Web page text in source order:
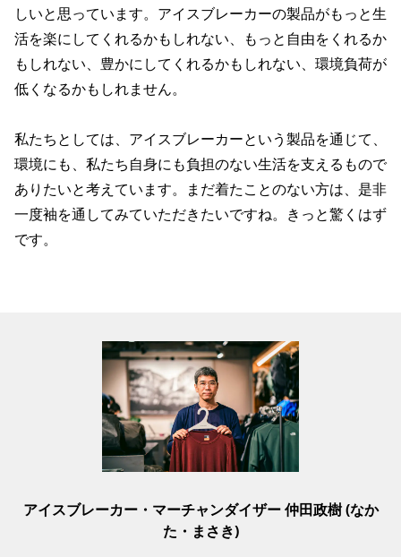
しいと思っています。アイスブレーカーの製品がもっと生
活を楽にしてくれるかもしれない、もっと自由をくれるか
もしれない、豊かにしてくれるかもしれない、環境負荷が
低くなるかもしれません。
私たちとしては、アイスブレーカーという製品を通じて、
環境にも、私たち自身にも負担のない生活を支えるもので
ありたいと考えています。まだ着たことのない方は、是非
一度袖を通してみていただきたいですね。きっと驚くはず
です。
アイスブレーカー・マーチャンダイザー 仲田政樹 (なか
た・まさき)